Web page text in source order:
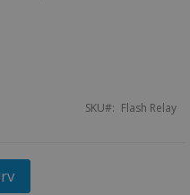
SKU Flash Relay